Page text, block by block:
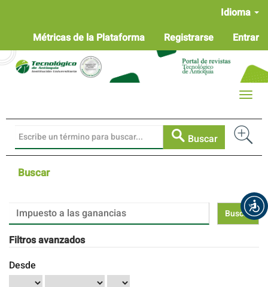
Contenido
principal
Barra
lateral
Idioma
Métricas de la Plataforma
Registrarse Entrar
Buscar
Toggle
Buscar
Buscar
artículos
por
Filtros avanzados
Desde